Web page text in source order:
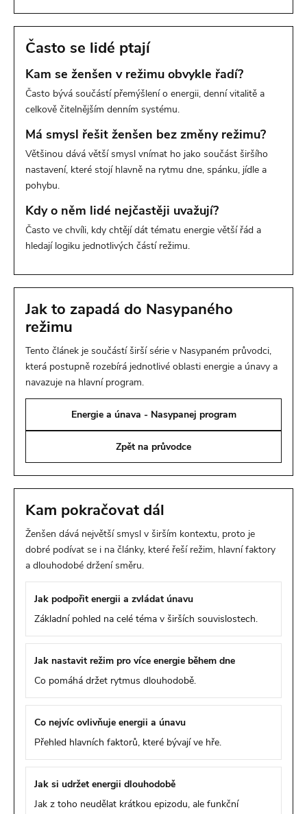
Často se lidé ptají
Kam se ženšen v režimu obvykle řadí?
Často bývá součástí přemýšlení o energii, denní vitalitě a
celkově čitelnějším denním systému.
Má smysl řešit ženšen bez změny režimu?
Většinou dává větší smysl vnímat ho jako součást širšího
nastavení, které stojí hlavně na rytmu dne, spánku, jídle a
pohybu.
Kdy o něm lidé nejčastěji uvažují?
Často ve chvíli, kdy chtějí dát tématu energie větší řád a
hledají logiku jednotlivých částí režimu.
Jak to zapadá do Nasypaného
režimu
Tento článek je součástí širší série v Nasypaném průvodci,
která postupně rozebírá jednotlivé oblasti energie a únavy a
navazuje na hlavní program.
Energie a únava - Nasypanej program
Zpět na průvodce
Kam pokračovat dál
Ženšen dává největší smysl v širším kontextu, proto je
dobré podívat se i na články, které řeší režim, hlavní faktory
a dlouhodobé držení směru.
Jak podpořit energii a zvládat únavu
Základní pohled na celé téma v širších souvislostech.
Jak nastavit režim pro více energie během dne
Co pomáhá držet rytmus dlouhodobě.
Co nejvíc ovlivňuje energii a únavu
Přehled hlavních faktorů, které bývají ve hře.
Jak si udržet energii dlouhodobě
Jak z toho neudělat krátkou epizodu, ale funkční